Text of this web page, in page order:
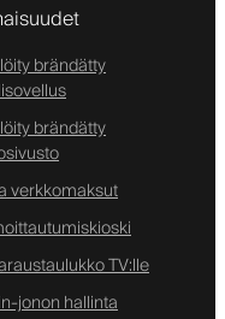
brändätty
brändätty
verkkomaksut
TV:lle
jonon hallinta